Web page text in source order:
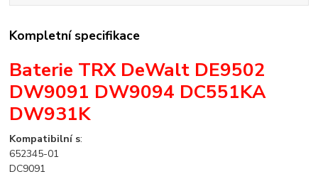
Kompletní specifikace
Baterie TRX DeWalt DE9502
DW9091 DW9094 DC551KA
DW931K
Kompatibilní s:
652345-01
DC9091